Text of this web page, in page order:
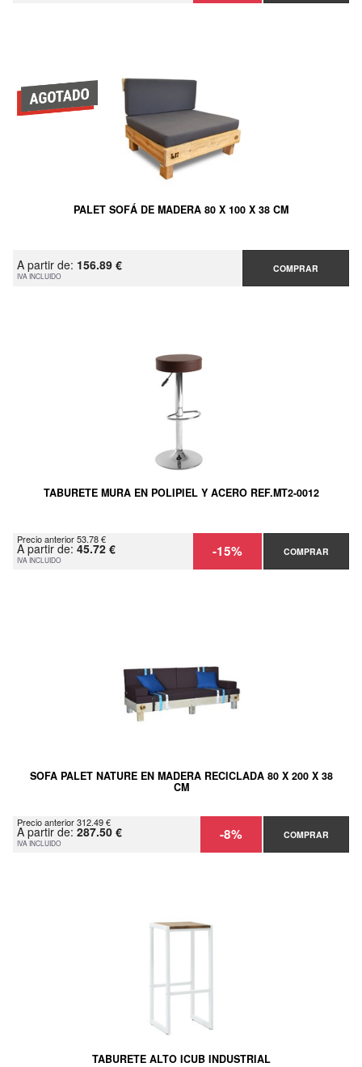
PALET SOFÁ DE MADERA 80 X 100 X 38 CM
A partir de: 156.89 €
IVA INCLUIDO
COMPRAR
TABURETE MURA EN POLIPIEL Y ACERO REF.MT2-0012
Precio anterior 53.78 €
A partir de: 45.72 €
IVA INCLUIDO -15% COMPRAR
SOFA PALET NATURE EN MADERA RECICLADA 80 X 200 X 38
CM
Precio anterior 312.49 €
A partir de: 287.50 €
IVA INCLUIDO -8% COMPRAR
TABURETE ALTO ICUB INDUSTRIAL